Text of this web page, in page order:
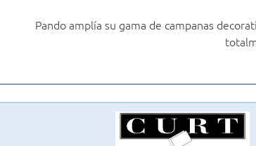
Pando amplía su gama de campanas